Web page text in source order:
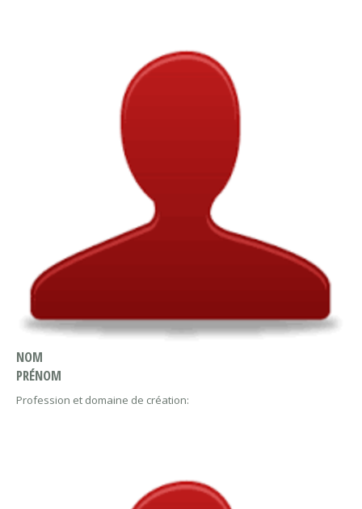
NOM
PRÉNOM
Profession et domaine de création: